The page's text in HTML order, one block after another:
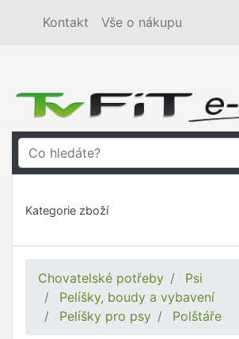
Kontakt Vše o nákupu
Kategorie zboží
Chovatelské potřeby
Psi
Pelíšky, boudy a vybavení
Pelíšky pro psy
Polštáře